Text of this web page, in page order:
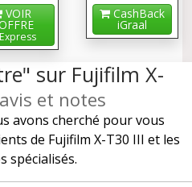
VOIR
cashback !
CashBack
iGraal
sur Fujifilm X-
et notes
avons cherché pour vous
de Fujifilm X-T30 III et les
spécialisés.